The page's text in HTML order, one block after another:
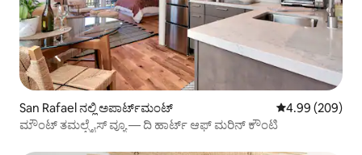
San Rafael ನಲ್ಲಿ ಅಪಾರ್ಟ್‌ಮಂಟ್ 5 ರಲ್ಲಿ 4.99
4.99 (209)
ಮೌಂಟ್ ತಮಲ್ಪೈಸ್ ವ್ಯೂ — ದಿ ಹಾರ್ಟ್ ಆಫ್ ಮರಿನ್ ಕೌಂಟಿ